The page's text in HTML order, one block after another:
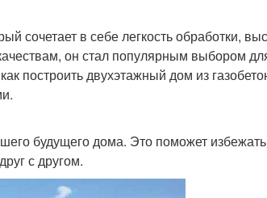
сочетает в себе легкость обработки,
он стал популярным выбором
построить двухэтажный дом из
будущего дома. Это поможет
с другом.